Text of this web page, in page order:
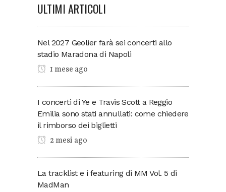
ULTIMI ARTICOLI
Nel 2027 Geolier farà sei concerti allo
stadio Maradona di Napoli
1 mese ago
I concerti di Ye e Travis Scott a Reggio
Emilia sono stati annullati: come chiedere
il rimborso dei biglietti
2 mesi ago
La tracklist e i featuring di MM Vol. 5 di
MadMan